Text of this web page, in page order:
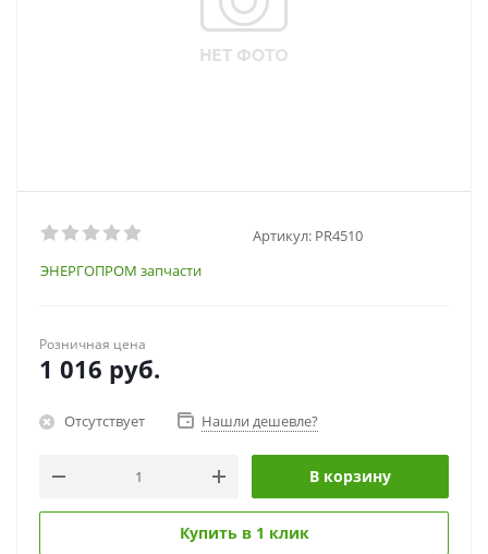
Артикул: PR4510
ЭНЕРГОПРОМ запчасти
Розничная цена
1 016 руб.
Отсутствует Нашли дешевле?
В корзину
Купить в 1 клик